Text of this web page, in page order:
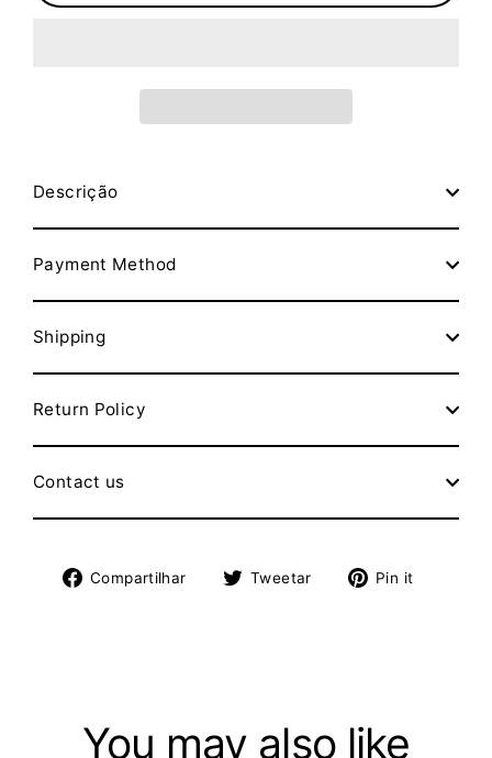
Descrição
Payment Method
Shipping
Return Policy
Contact us
Compartilhar
Compartilhe
Tweetar
Tuite
Pin it
You may also like